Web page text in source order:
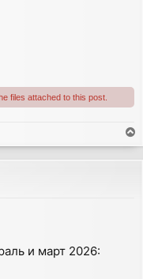
files attached to this post.
o
p
и март 2026: